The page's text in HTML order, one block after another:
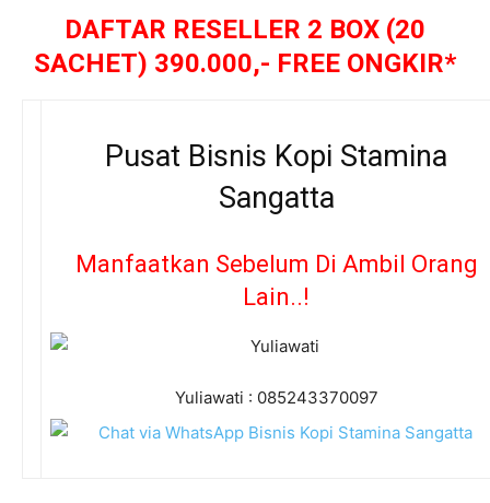
DAFTAR RESELLER 2 BOX (20
SACHET) 390.000,- FREE ONGKIR*
Pusat Bisnis Kopi Stamina
Sangatta
Manfaatkan Sebelum Di Ambil Orang
Lain..!
Yuliawati : 085243370097